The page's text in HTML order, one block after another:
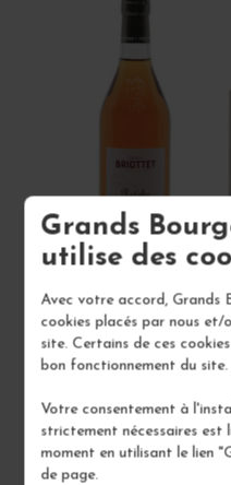
Grands
utilise des
Avec votre accord, Grands
cookies placés par nous et/
site. Certains de ces
bon fonctionnement du site.
Votre consentement à
strictement nécessaires
moment en utilisant le lien
de page.
RATAFIA